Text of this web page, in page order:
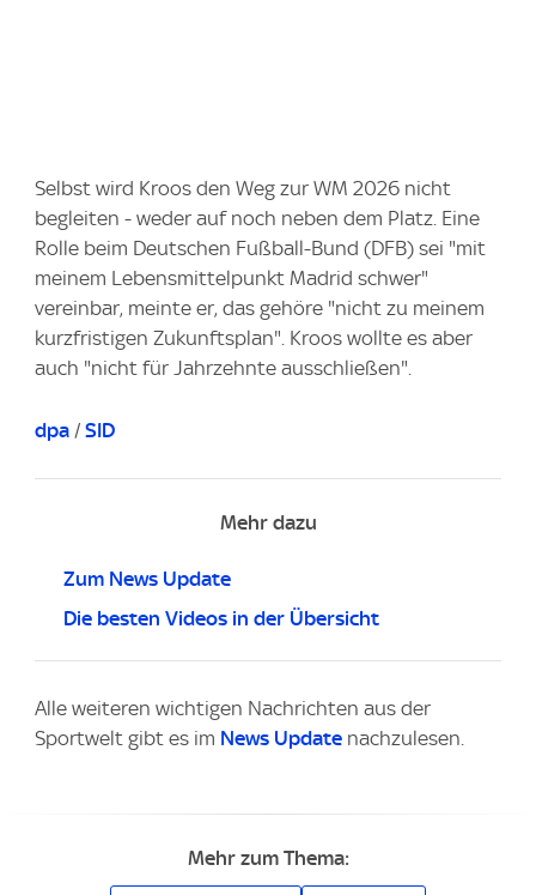
Selbst wird Kroos den Weg zur WM 2026 nicht
begleiten - weder auf noch neben dem Platz. Eine
Rolle beim Deutschen Fußball-Bund (DFB) sei "mit
meinem Lebensmittelpunkt Madrid schwer"
vereinbar, meinte er, das gehöre "nicht zu meinem
kurzfristigen Zukunftsplan". Kroos wollte es aber
auch "nicht für Jahrzehnte ausschließen".
dpa / SID
Mehr dazu
Zum News Update
Die besten Videos in der Übersicht
Alle weiteren wichtigen Nachrichten aus der
Sportwelt gibt es im News Update nachzulesen.
Mehr zum Thema: